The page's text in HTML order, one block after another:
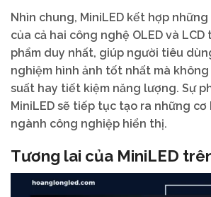
Nhìn chung, MiniLED kết hợp
của cả hai công nghệ OLED và LCD
phẩm duy nhất, giúp người tiêu
nghiệm hình ảnh tốt nhất mà không
suất hay tiết kiệm năng lượng. Sự
MiniLED sẽ tiếp tục tạo ra những
ngành công nghiệp hiển thị.
Tương lai của MiniLED